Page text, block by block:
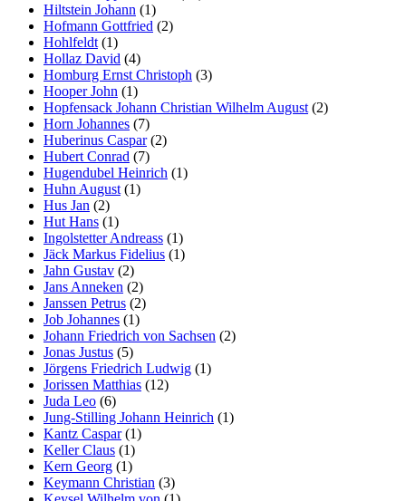
Hiltstein Johann (1)
Hofmann Gottfried (2)
Hohlfeldt (1)
Hollaz David (4)
Homburg Ernst Christoph (3)
Hooper John (1)
Hopfensack Johann Christian Wilhelm August (2)
Horn Johannes (7)
Huberinus Caspar(2)
Hubert Conrad (7)
Hugendubel Heinrich (1)
Huhn August (1)
Hus Jan (2)
Hut Hans (1)
Ingolstetter Andreass (1)
Jäck Markus Fidelius (1)
Jahn Gustav (2)
Jans Anneken (2)
Janssen Petrus (2)
Job Johannes (1)
Johann Friedrich von Sachsen (2)
Jonas Justus (5)
Jörgens Friedrich Ludwig (1)
Jorissen Matthias (12)
Juda Leo (6)
Jung-Stilling Johann Heinrich (1)
Kantz Caspar(1)
Keller Claus (1)
Kern Georg (1)
Keymann Christian (3)